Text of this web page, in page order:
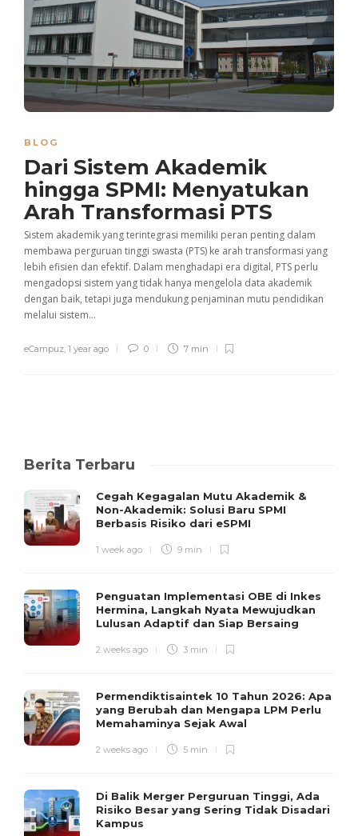
BLOG
Dari Sistem Akademik
hingga SPMI: Menyatukan
Arah Transformasi PTS
Sistem akademik yang terintegrasi memiliki peran penting dalam
membawa perguruan tinggi swasta (PTS) ke arah transformasi yang
lebih efisien dan efektif. Dalam menghadapi era digital, PTS perlu
mengadopsi sistem yang tidak hanya mengelola data akademik
dengan baik, tetapi juga mendukung penjaminan mutu pendidikan
melalui sistem...
eCampuz 1 year ago 0 7 min
Berita Terbaru
Cegah Kegagalan Mutu Akademik &
Non-Akademik: Solusi Baru SPMI
Berbasis Risiko dari eSPMI
1 week ago 9 min
Penguatan Implementasi OBE di Inkes
Hermina, Langkah Nyata Mewujudkan
Lulusan Adaptif dan Siap Bersaing
2 weeks ago 3 min
Permendiktisaintek 10 Tahun 2026: Apa
yang Berubah dan Mengapa LPM Perlu
Memahaminya Sejak Awal
2 weeks ago 5 min
Di Balik Merger Perguruan Tinggi, Ada
Risiko Besar yang Sering Tidak Disadari
Kampus